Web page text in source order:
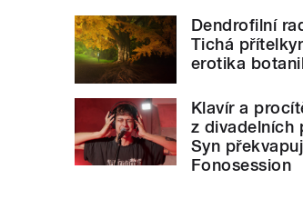
Dendrofilní
Tichá
erotika
Klavír a
z divadelních
Syn
Fonosession